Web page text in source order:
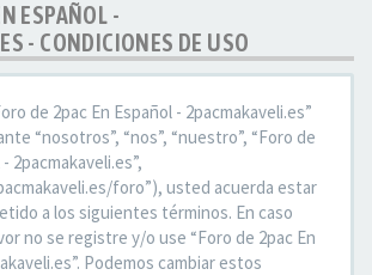
ESPAÑOL -
- CONDICIONES DE USO
de 2pac En Español - 2pacmakaveli.es”
“nosotros”, “nos”, “nuestro”, “Foro de
2pacmakaveli.es”,
foro”), usted acuerda estar
a los siguientes términos. En caso
no se registre y/o use “Foro de 2pac En
Podemos cambiar estos